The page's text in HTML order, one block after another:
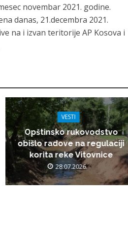
novembar 2021. godine.
danas, 21.decembra 2021.
na i izvan teritorije AP Kosova i
VESTI
Opštinsko rukovodstvo
obišlo radove na regulaciji
korita reke Vitovnice
28.07.2026.